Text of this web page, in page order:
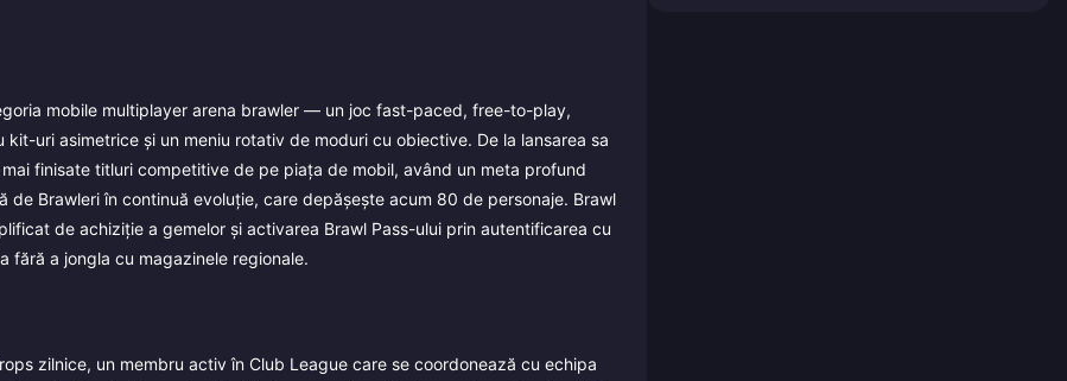
mobile multiplayer arena brawler — un joc fast-paced, free-to-play,
uri asimetrice și un meniu rotativ de moduri cu obiective. De la lansarea sa
finisate titluri competitive de pe piața de mobil, având un meta profund
de Brawleri în continuă evoluție, care depășește acum 80 de personaje. Brawl
de achiziție a gemelor și activarea Brawl Pass-ului prin autentificarea cu
a jongla cu magazinele regionale.
zilnice, un membru activ în Club League care se coordonează cu echipa